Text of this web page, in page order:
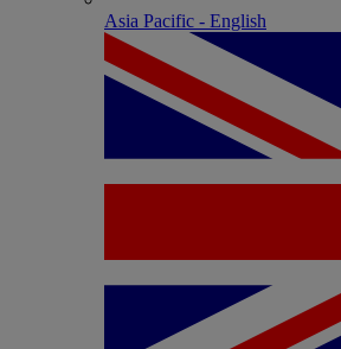
Asia Pacific - English